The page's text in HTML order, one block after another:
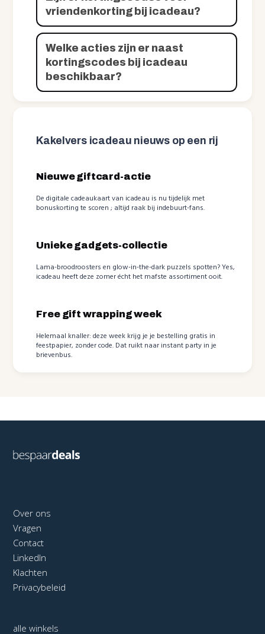
vriendenkorting bij icadeau?
Welke acties zijn er naast
kortingscodes bij icadeau
beschikbaar?
Kakelvers icadeau nieuws op een rij
Nieuwe giftcard-actie
De digitale cadeaukaart van icadeau is nu tijdelijk met
bonuskorting te scoren ; altijd raak bij indebuurt-fans.
Unieke gadgets-collectie
Lama-broodroosters en glow-in-the-dark puzzels spotten? Yes,
icadeau heeft deze zomer écht het mafste assortiment ooit.
Free gift wrapping week
Helemaal knaller: deze week krijg je je bestelling gratis in
feestpapier, zonder code. Dat ruikt naar instant party in je
brievenbus.
Over ons
Vragen
Contact
LinkedIn
Klachten
Privacybeleid
alle winkels